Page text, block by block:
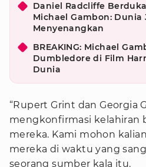
Daniel Radcliffe
Michael Gambon: Dunia
Menyenangkan
BREAKING: Michael
Dumbledore di Film
Dunia
“Rupert Grint dan Georgia
mengkonfirmasi kelahiran
mereka. Kami mohon
mereka di waktu yang
seorang sumber kala itu.